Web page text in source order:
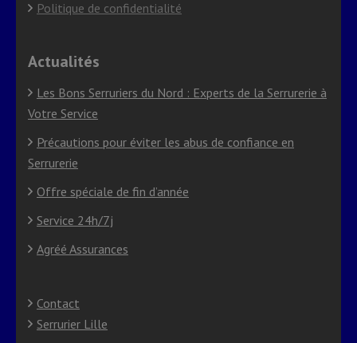
Politique de confidentialité
Actualités
Les Bons Serruriers du Nord : Experts de la Serrurerie à
Votre Service
Précautions pour éviter les abus de confiance en
Serrurerie
Offre spéciale de fin d’année
Service 24h/7j
Agréé Assurances
Contact
Serrurier Lille